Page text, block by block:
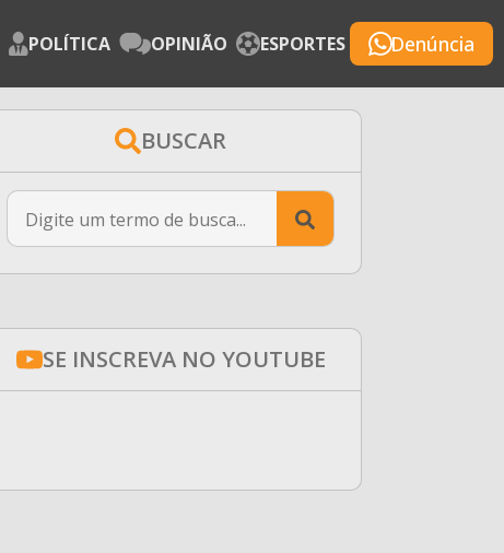
POLÍTICA OPINIÃO ESPORTES Denúncia
BUSCAR
Search
for:
SE INSCREVA NO YOUTUBE